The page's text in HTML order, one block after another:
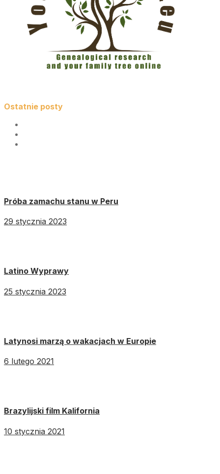
Ostatnie posty
Próba zamachu stanu w Peru
29 stycznia 2023
Latino Wyprawy
25 stycznia 2023
Latynosi marzą o wakacjach w Europie
6 lutego 2021
Brazylijski film Kalifornia
10 stycznia 2021